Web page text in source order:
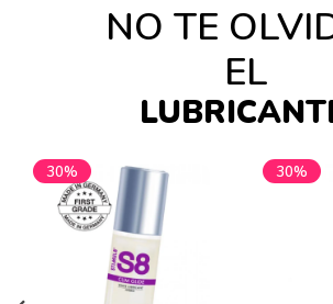
NO TE
EL
30% 30%